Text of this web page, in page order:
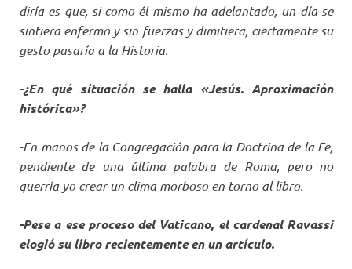
diría es que, si como él mismo ha adelantado, un día se
sintiera enfermo y sin fuerzas y dimitiera, ciertamente su
gesto pasaría a la Historia.
-¿En qué situación se halla «Jesús. Aproximación
histórica»?
-En manos de la Congregación para la Doctrina de la Fe,
pendiente de una última palabra de Roma, pero no
querría yo crear un clima morboso en torno al libro.
-Pese a ese proceso del Vaticano, el cardenal Ravassi
elogió su libro recientemente en un artículo.